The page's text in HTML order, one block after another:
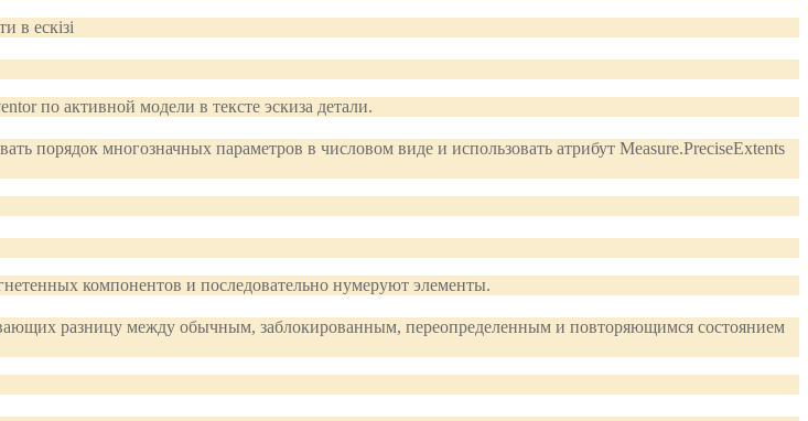
по активной модели в тексте эскиза детали.
порядок многозначных параметров в числовом виде и использовать атрибут Measure.PreciseExtents
компонентов и последовательно нумеруют элементы.
разницу между обычным, заблокированным, переопределенным и повторяющимся состоянием